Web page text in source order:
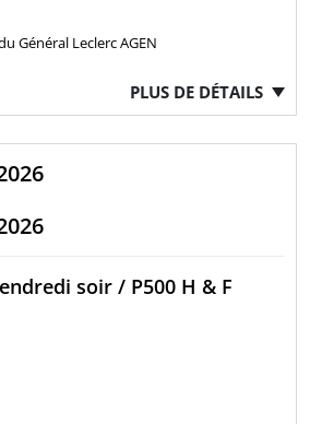
Général Leclerc AGEN
PLUS DE DÉTAILS
soir / P500 H & F